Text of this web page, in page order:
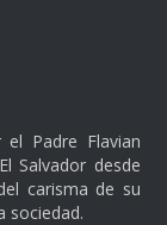
Padre Flavian
Salvador desde
carisma de su
sociedad.